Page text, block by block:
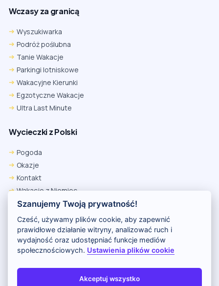
Wczasy za granicą
Wyszukiwarka
Podróż poślubna
Tanie Wakacje
Parkingi lotniskowe
Wakacyjne Kierunki
Egzotyczne Wakacje
Ultra Last Minute
Wycieczki z Polski
Pogoda
Okazje
Kontakt
Wakacje z Niemiec
Polityka Prywatności
Wakacje w Egipcie
Rankingi hoteli
Kontakt i reklama
Polityka prywatności
Copyright (c) 2026 Odkryj Wakacje
Szanujemy Twoją prywatność!
Cześć, używamy plików cookie, aby zapewnić
prawidłowe działanie witryny, analizować ruch i
wydajność oraz udostępniać funkcje mediów
społecznościowych. Ustawienia plików cookie
Akceptuj wszystko